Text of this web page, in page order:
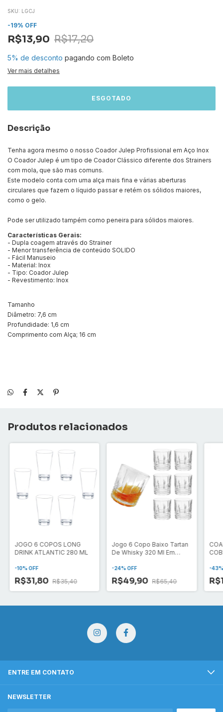
SKU: LGCJ
-19% OFF
R$13,90 R$17,20
5% de desconto pagando com Boleto
Ver mais detalhes
Descrição
Tenha agora mesmo o nosso Coador Julep Profissional em Aço Inox
O Coador Julep é um tipo de Coador Clássico diferente dos Strainers
com mola, que são mas comuns.
Este modelo conta com uma alça mais fina e várias aberturas
circulares que fazem o líquido passar e retém os sólidos maiores,
como o gelo.
Pode ser utilizado tampém como peneira para sólidos maiores.
Características Gerais:
- Dupla coagem através do Strainer
- Menor transferência de conteúdo SOLIDO
- Fácil Manuseio
- Material: Inox
- Tipo: Coador Julep
- Revestimento: Inox
Tamanho
Diâmetro: 7,6 cm
Profundidade: 1,6 cm
Comprimento com Alça; 16 cm
Produtos relacionados
JOGO 6 COPOS LONG
DRINK ATLANTIC 280 ML
-10% OFF
R$31,80 R$35,40
Jogo 6 Copo Baixo Tartan
De Whisky 320 Ml Em
-24% OFF
R$49,90 R$65,40
-43
ENTRE EM CONTATO
NEWSLETTER